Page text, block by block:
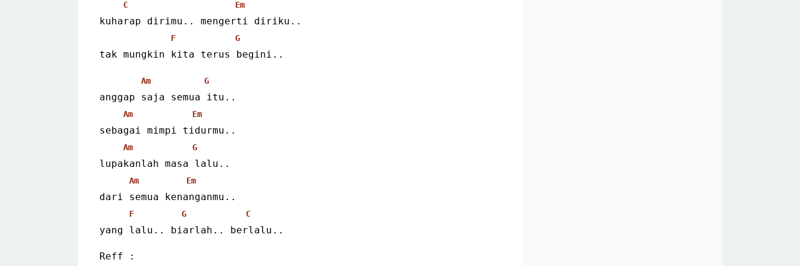
C Em
kuharap dirimu.. mengerti diriku..
F G
tak mungkin kita terus begini..
Am G
anggap saja semua itu..
Am Em
sebagai mimpi tidurmu..
Am G
lupakanlah masa lalu..
Am Em
dari semua kenanganmu..
F G C
yang lalu.. biarlah.. berlalu..
Reff :